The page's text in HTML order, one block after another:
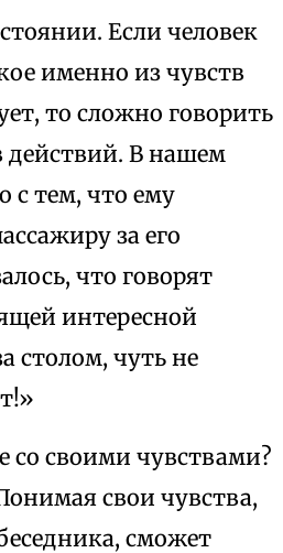
Если человек
именно из чувств
то сложно говорить
действий. В нашем
с тем, что ему
за его
что говорят
интересной
столом, чуть не
со своими чувствами?
свои чувства,
сможет